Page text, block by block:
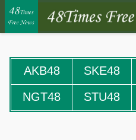
AKB48 SKE48
NGT48
STU48